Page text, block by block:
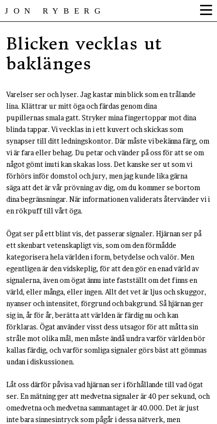
JON RYBERG
Blicken vecklas ut
baklänges
Varelser ser och lyser. Jag kastar min blick som en trålande
lina. Klättrar ur mitt öga och färdas genom dina
pupillernas smala gatt. Stryker mina fingertoppar mot dina
blinda tappar. Vi vecklas in i ett kuvert och skickas som
synapser till ditt ledningskontor. Där måste vi bekänna färg, om
vi är fara eller behag. Du petar och vänder på oss för att se om
något gömt inuti kan skakas loss. Det kanske ser ut som vi
förhörs inför domstol och jury, men jag kunde lika gärna
säga att det är vår prövning av dig, om du kommer se bortom
dina begränsningar. När informationen validerats återvänder vi i
en rökpuff till vårt öga.
Ögat ser på ett blint vis, det passerar signaler. Hjärnan ser på
ett skenbart vetenskapligt vis, som om den förmådde
kategorisera hela världen i form, betydelse och valör. Men
egentligen är den vidskeplig, för att den gör en enad värld av
signalerna, även om ögat ännu inte fastställt om det finns en
värld, eller många, eller ingen. Allt det vet är ljus och skuggor,
nyanser och intensitet, förgrund och bakgrund. Så hjärnan ger
sig in, år för år, berätta att världen är färdig nu och kan
förklaras. Ögat använder visst dess utsagor för att måtta sin
stråle mot olika mål, men måste ändå undra varför världen bör
kallas färdig, och varför somliga signaler görs bäst att gömmas
undan i diskussionen.
Låt oss därför påvisa vad hjärnan ser i förhållande till vad ögat
ser. En mätning ger att medvetna signaler är 40 per sekund, och
omedvetna och medvetna sammantaget är 40.000. Det är just
inte bara sinnesintryck som pågår i dessa nätverk, men